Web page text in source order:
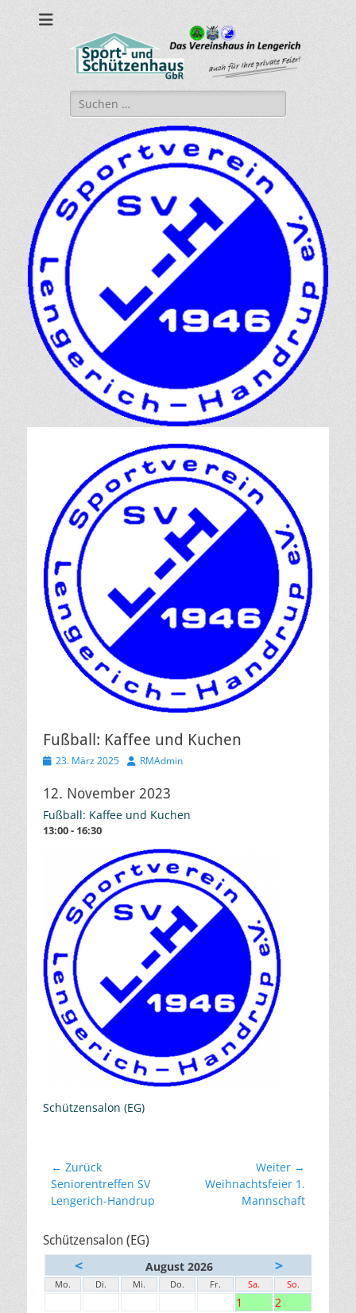
sport-und-
schuetzenhaus.de
Sport- und Schützenhaus GbR
Suche
nach:
Fußball: Kaffee und Kuchen
Veröffentlicht
23. März 2025 AutorRMAdmin
12. November 2023
Fußball: Kaffee und Kuchen
13:00 - 16:30
Schützensalon (EG)
Beitragsnavigation
← Zurück
Vorheriger
Beitrag:
Seniorentreffen SV
Lengerich-Handrup
Weiter →
NächsterWeihnachtsfeier 1.
Mannschaft
Schützensalon (EG)
< August 2026 >
Mo. Di. Mi. Do. Fr. Sa. So.
1
2